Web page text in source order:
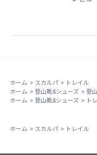
ホーム > スカルパ >
トレイル
ホーム > 登山靴&シューズ > 登
ホーム > 登山靴&シューズ > ト
ホーム > スカルパ > トレイル